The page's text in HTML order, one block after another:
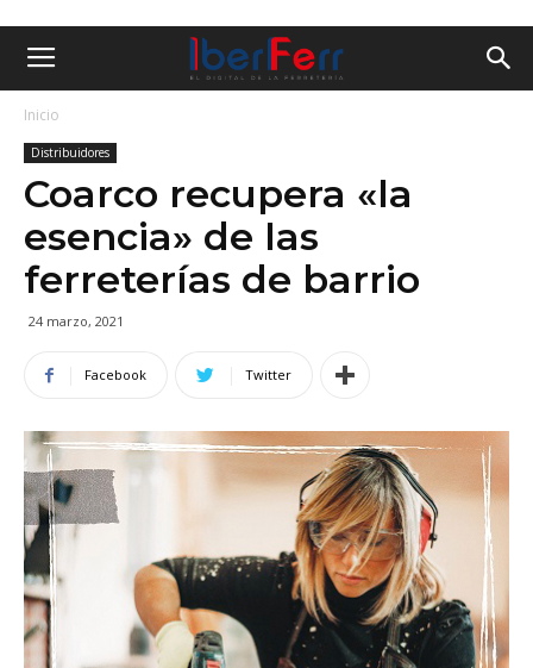
Inicio
Distribuidores
Coarco recupera «la
esencia» de las
ferreterías de barrio
24 marzo, 2021
Facebook Twitter